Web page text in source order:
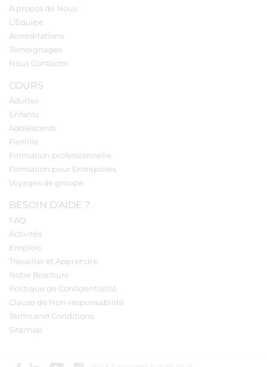
À propos de Nous
L’Équipe
Acrreditations
Témoignages
Nous Contacter
COURS
Adultes
Enfants
Adolescents
Famille
Formation professionnelle
Formation pour Entreprises
Voyages de groupe
BESOIN D’AIDE ?
FAQ
Activités
Emplois
Travailler et Apprendre
Notre Brochure
Politique de Confidentialité
Clause de Non-responsabilité
Terms and Conditions
Sitemap